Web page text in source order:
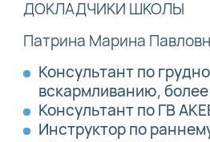
ДОКЛАДЧИКИ ШКОЛЫ
Патрина Марина
Консультант по
вскармливанию,
Консультант по ГВ
Инструктор по